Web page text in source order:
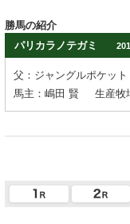
勝馬の紹介
パリカラノテガミ
父：ジャングルポケット
馬主：嶋田 賢
生産牧